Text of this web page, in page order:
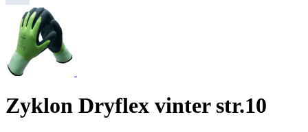
Zyklon Dryflex vinter str.10